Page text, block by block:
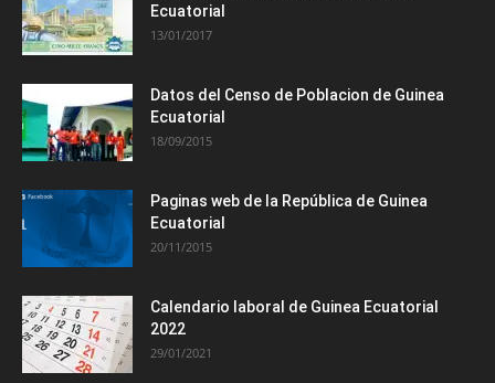
Ecuatorial
13/01/2017
Datos del Censo de Poblacion de Guinea
Ecuatorial
18/09/2015
Paginas web de la República de Guinea
Ecuatorial
20/11/2015
Calendario laboral de Guinea Ecuatorial
2022
29/01/2021